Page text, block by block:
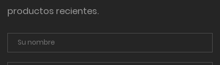
productos recientes.